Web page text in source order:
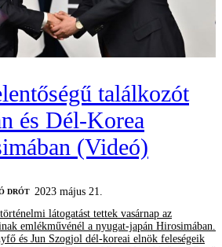
találkozót
és Dél-Korea
(Videó)
DRÓT 2023 május 21.
látogatást tettek vasárnap az
emlékművénél a nyugat-japán Hirosimában.
és Jun Szogjol dél-koreai elnök feleségeik